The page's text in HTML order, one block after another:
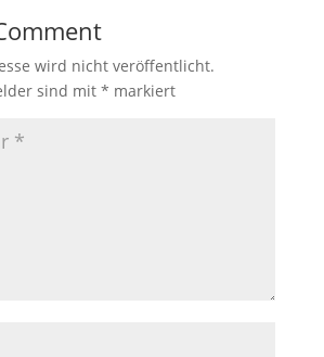
wird nicht veröffentlicht.
sind mit * markiert